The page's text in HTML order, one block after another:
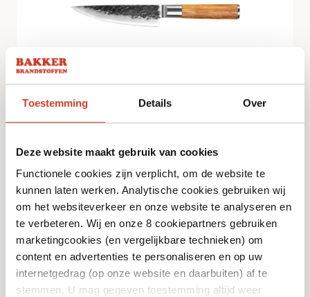
Toestemming Details Over
Deze website maakt gebruik van cookies
Functionele cookies zijn verplicht, om de website te
kunnen laten werken. Analytische cookies gebruiken wij
om het websiteverkeer en onze website te analyseren en
te verbeteren. Wij en onze 8 cookiepartners gebruiken
marketingcookies (en vergelijkbare technieken) om
content en advertenties te personaliseren en op uw
internetgedrag (op onze website en daarbuiten) af te
stemmen. U mag gegeven toestemming altijd weer
Forged Olive – Koksmes 16cm
Bekijk